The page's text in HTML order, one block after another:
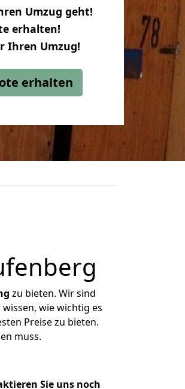
Umzug geht!
erhalten!
Ihren Umzug!
erhalten
zu bieten. Wir sind
wie wichtig es
Preise zu bieten.
muss.
Sie uns noch